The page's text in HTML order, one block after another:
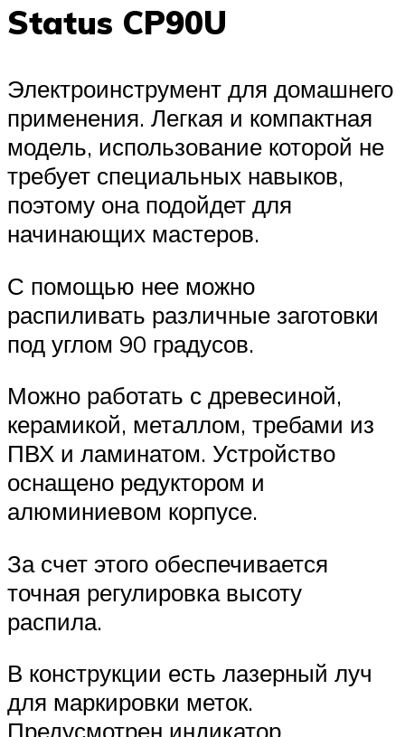
Status CP90U
Электроинструмент для домашнего
применения. Легкая и компактная
модель, использование которой не
требует специальных навыков,
поэтому она подойдет для
начинающих мастеров.
С помощью нее можно
распиливать различные заготовки
под углом 90 градусов.
Можно работать с древесиной,
керамикой, металлом, требами из
ПВХ и ламинатом. Устройство
оснащено редуктором и
алюминиевом корпусе.
За счет этого обеспечивается
точная регулировка высоту
распила.
В конструкции есть лазерный луч
для маркировки меток.
Предусмотрен индикатор